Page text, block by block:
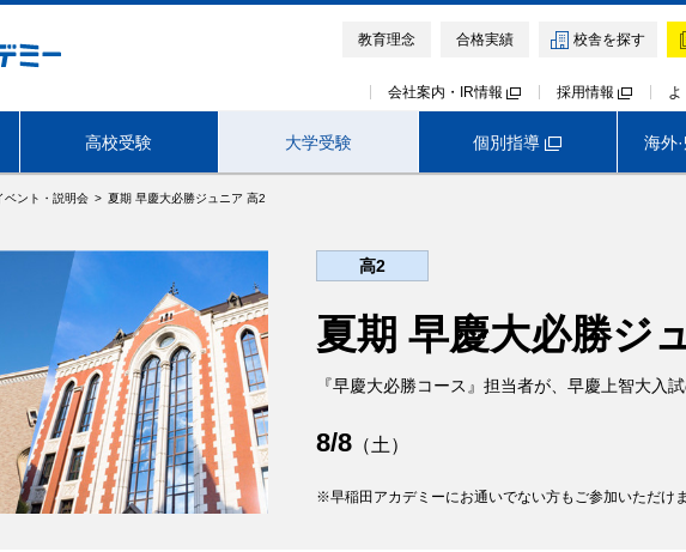
教育理念 合格実績 校舎を探す
会社案内・IR情報 採用情報 よ
高校受験 大学受験
必勝志望校別コース イベント・説明会
早稲田アカデミー・東進衛星予備校 医学部予備校 野田クルゼ
個別指導 海外
ベント・説明会 夏期 早慶大必勝ジュニア 高2
高2
夏期 早慶大必勝ジ
『早慶大必勝コース』担当者が、早慶上智大入
8/8 （土）
早稲田アカデミーにお通いでない方もご参加いただけ